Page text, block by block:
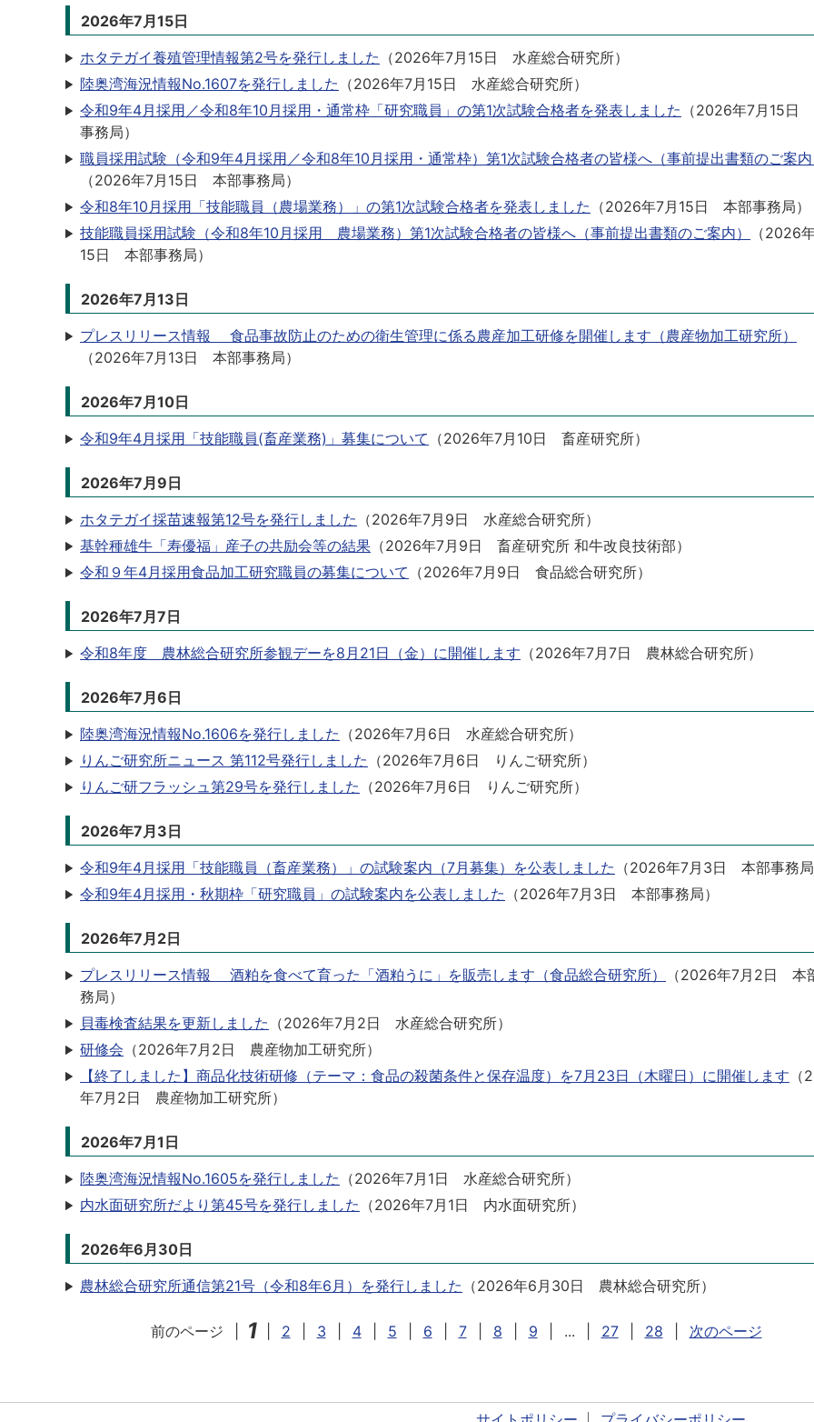
2026年7月15日
ホタテガイ養殖管理情報第2号を発行しました （2026年7月15日 水産総合研究所）
陸奥湾海況情報No.1607を発行しました （2026年7月15日 水産総合研究所）
令和9年4月採用／令和8年10月採用・通常枠「研究職員」の第1次試験合格者を発表しました （2026年7月15日
事務局）
職員採用試験（令和9年4月採用／令和8年10月採用・通常枠）第1次試験合格者の皆様へ（事前提出書類のご案
（2026年7月15日 本部事務局）
令和8年10月採用「技能職員（農場業務）」の第1次試験合格者を発表しました （2026年7月15日 本部事務局）
技能職員採用試験（令和8年10月採用 農場業務）第1次試験合格者の皆様へ（事前提出書類のご案内）
（2026
15日
本部事務局）
2026年7月13日
プレスリリース情報 食品事故防止のための衛生管理に係る農産加工研修を開催します（農産物加工研究所）
（2026年7月13日 本部事務局）
2026年7月10日
令和9年4月採用「技能職員(畜産業務)」募集について （2026年7月10日 畜産研究所）
2026年7月9日
ホタテガイ採苗速報第12号を発行しました （2026年7月9日 水産総合研究所）
基幹種雄牛「寿優福」産子の共励会等の結果 （2026年7月9日 畜産研究所 和牛改良技術部）
令和９年4月採用食品加工研究職員の募集について （2026年7月9日 食品総合研究所）
2026年7月7日
令和8年度 農林総合研究所参観デーを8月21日（金）に開催します （2026年7月7日 農林総合研究所）
2026年7月6日
陸奥湾海況情報No.1606を発行しました （2026年7月6日 水産総合研究所）
りんご研究所ニュース 第112号発行しました （2026年7月6日 りんご研究所）
りんご研フラッシュ第29号を発行しました （2026年7月6日 りんご研究所）
2026年7月3日
令和9年4月採用「技能職員（畜産業務）」の試験案内（7月募集）を公表しました （2026年7月3日
本部事務局
令和9年4月採用・秋期枠「研究職員」の試験案内を公表しました （2026年7月3日 本部事務局）
2026年7月2日
プレスリリース情報 酒粕を食べて育った「酒粕うに」を販売します（食品総合研究所）
（2026年7月2日
本
務局）
貝毒検査結果を更新しました （2026年7月2日 水産総合研究所）
研修会 （2026年7月2日 農産物加工研究所）
【終了しました】商品化技術研修（テーマ：食品の殺菌条件と保存温度）を7月23日（木曜日）に開催します （
年7月2日
農産物加工研究所）
2026年7月1日
陸奥湾海況情報No.1605を発行しました （2026年7月1日 水産総合研究所）
内水面研究所だより第45号を発行しました （2026年7月1日 内水面研究所）
2026年6月30日
農林総合研究所通信第21号（令和8年6月）を発行しました （2026年6月30日 農林総合研究所）
前のページ 1 2 3 4 5 6 7 8 9 ... 27 28 次のページ